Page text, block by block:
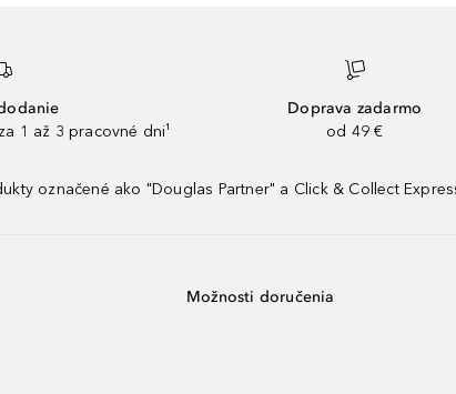
1 až 3 pracovné dni¹
Doprava zadarmo
od 49 €
označené ako "Douglas Partner" a Click & Collect
Možnosti doručenia